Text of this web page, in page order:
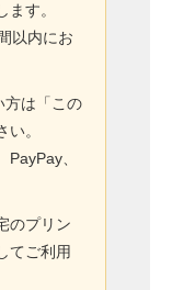
す。
以内にお
方は「この
。
、
のプリン
てご利用